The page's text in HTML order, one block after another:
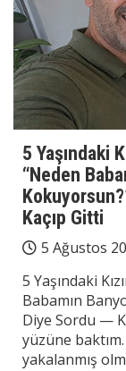
5 Yaşındaki
“Neden
Kaçıp Gitti
5 Ağustos
5 Yaşındaki
Babamın
Diye Sordu —
yüzüne
yakalanmış